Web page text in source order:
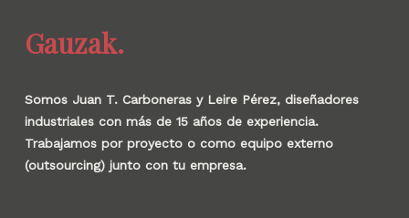
Gauzak.
Somos Juan T. Carboneras y Leire Pérez, diseñadores
industriales con más de 15 años de experiencia.
Trabajamos por proyecto o como equipo externo
(outsourcing) junto con tu empresa.